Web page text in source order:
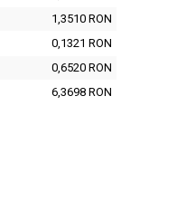
1,3510 RON
0,1321 RON
0,6520 RON
6,3698 RON